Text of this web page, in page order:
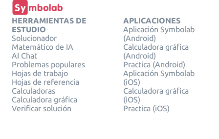
HERRAMIENTAS DE
ESTUDIO
Solucionador
Matemático de IA
AI Chat
Problemas populares
Hojas de trabajo
Hojas de referencia
Calculadoras
Calculadora gráfica
Verificar solución
APLICACIONES
Aplicación Symbolab
(Android)
Calculadora gráfica
(Android)
Practica (Android)
Aplicación Symbolab
(iOS)
Calculadora gráfica
(iOS)
Practica (iOS)